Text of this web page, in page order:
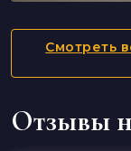
Смотреть
Отзывы